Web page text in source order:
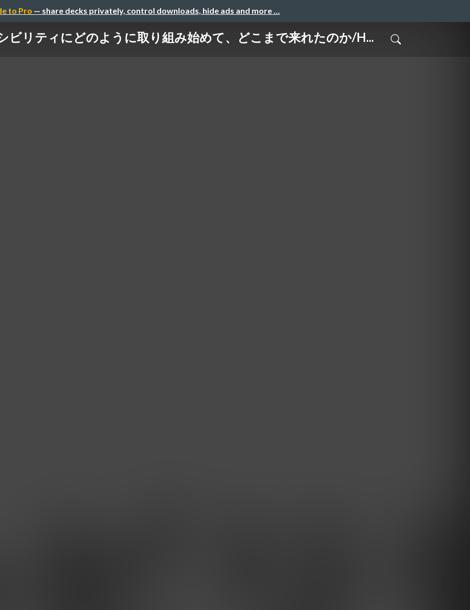
to Pro — share decks privately, control downloads, hide ads and more …
ビリティにどのように取り組み始めて、どこまで来れたのか/H...